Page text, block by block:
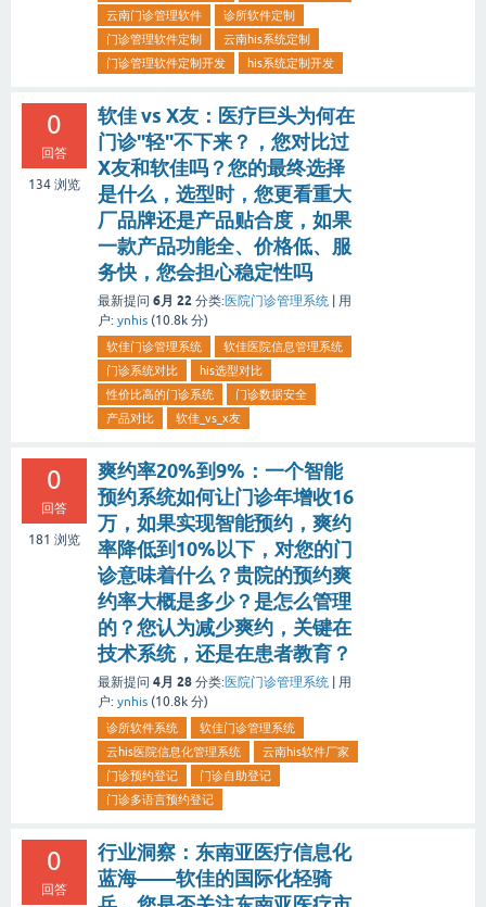
云南门诊管理软件
诊所软件定制
门诊管理软件定制
云南his系统定制
门诊管理软件定制开发
his系统定制开发
0
回答
134 浏览
软佳 vs X友：医疗巨头为何在
门诊"轻"不下来？，您对比过
X友和软佳吗？您的最终选择
是什么，选型时，您更看重大
厂品牌还是产品贴合度，如果
一款产品功能全、价格低、服
务快，您会担心稳定性吗
最新提问 6月 22 分类:医院门诊管理系统
用
户: ynhis (10.8k 分)
软佳门诊管理系统
软佳医院信息管理系统
门诊系统对比
his选型对比
性价比高的门诊系统
门诊数据安全
产品对比
软佳_vs_x友
0
回答
181 浏览
爽约率20%到9%：一个智能
预约系统如何让门诊年增收16
万，如果实现智能预约，爽约
率降低到10%以下，对您的门
诊意味着什么？贵院的预约爽
约率大概是多少？是怎么管理
的？您认为减少爽约，关键在
技术系统，还是在患者教育？
最新提问 4月 28 分类:医院门诊管理系统
用
户: ynhis (10.8k 分)
诊所软件系统
软佳门诊管理系统
云his医院信息化管理系统
云南his软件厂家
门诊预约登记
门诊自助登记
门诊多语言预约登记
0
回答
行业洞察：东南亚医疗信息化
蓝海——软佳的国际化轻骑